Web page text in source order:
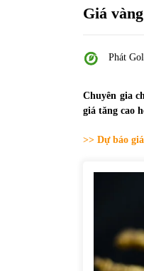
Giá
Phát
Chuyên gia
giá tăng cao
>> Dự báo